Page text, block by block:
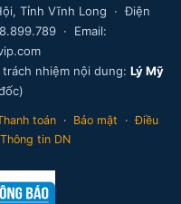
Tỉnh Vĩnh Long · Điện
· Email:
nhiệm nội dung: Lý Mỹ
toán· Bảo mật ·Điều
Thông tin DN